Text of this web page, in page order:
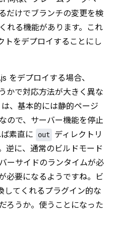
だけでブランチの変更を検
れる機能があります。これ
トをデプロイすることにし
をデプロイする場合、
かで対応方法が大きく異な
、基本的には静的ページ
ので、サーバー機能を停止
素直に
out
ディレクトリ
逆に、通常のビルドモード
ーサイドのランタイムが必
必要になるようですね。ビ
てくれるプラグイン的な
ろうか。使うことになった